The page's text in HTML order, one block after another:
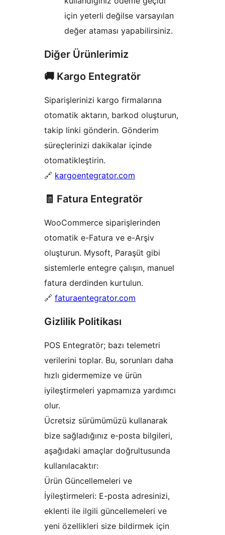
için yeterli değilse varsayılan
değer ataması yapabilirsiniz.
Diğer Ürünlerimiz
🚚 Kargo Entegratör
Siparişlerinizi kargo firmalarına
otomatik aktarın, barkod oluşturun,
takip linki gönderin. Gönderim
süreçlerinizi dakikalar içinde
otomatikleştirin.
🔗 kargoentegrator.com
🧾 Fatura Entegratör
WooCommerce siparişlerinden
otomatik e-Fatura ve e-Arşiv
oluşturun. Mysoft, Paraşüt gibi
sistemlerle entegre çalışın, manuel
fatura derdinden kurtulun.
🔗 faturaentegrator.com
Gizlilik Politikası
POS Entegratör; bazı telemetri
verilerini toplar. Bu, sorunları daha
hızlı gidermemize ve ürün
iyileştirmeleri yapmamıza yardımcı
olur.
Ücretsiz sürümümüzü kullanarak
bize sağladığınız e-posta bilgileri,
aşağıdaki amaçlar doğrultusunda
kullanılacaktır:
Ürün Güncellemeleri ve
İyileştirmeleri: E-posta adresinizi,
eklenti ile ilgili güncellemeleri ve
yeni özellikleri size bildirmek için